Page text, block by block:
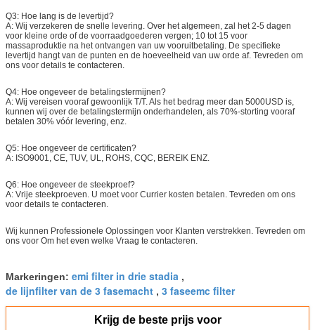
Q3: Hoe lang is de levertijd?
A: Wij verzekeren de snelle levering. Over het algemeen, zal het 2-5 dagen
voor kleine orde of de voorraadgoederen vergen; 10 tot 15 voor
massaproduktie na het ontvangen van uw vooruitbetaling. De specifieke
levertijd hangt van de punten en de hoeveelheid van uw orde af. Tevreden om
ons voor details te contacteren.
Q4: Hoe ongeveer de betalingstermijnen?
A: Wij vereisen vooraf gewoonlijk T/T. Als het bedrag meer dan 5000USD is,
kunnen wij over de betalingstermijn onderhandelen, als 70%-storting vooraf
betalen 30% vóór levering, enz.
Q5: Hoe ongeveer de certificaten?
A: ISO9001, CE, TUV, UL, ROHS, CQC, BEREIK ENZ.
Q6: Hoe ongeveer de steekproef?
A: Vrije steekproeven. U moet voor Currier kosten betalen. Tevreden om ons
voor details te contacteren.
Wij kunnen Professionele Oplossingen voor Klanten verstrekken. Tevreden om
ons voor Om het even welke Vraag te contacteren.
Markeringen: emi filter in drie stadia ,
de lijnfilter van de 3 fasemacht , 3 faseemc filter
Krijg de beste prijs voor